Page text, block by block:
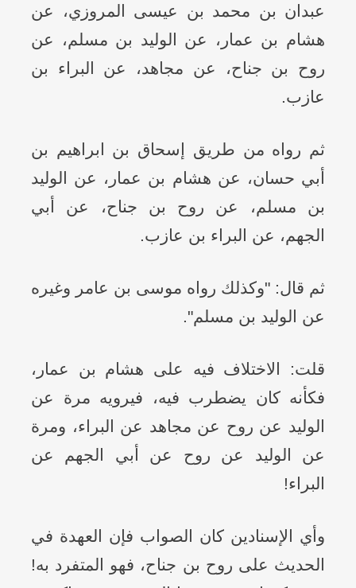
عبدان بن محمد بن عيسى المروزي، عن
هشام بن عمار، عن الوليد بن مسلم، عن
روح بن جناح، عن مجاهد، عن البراء بن
عازب.
ثم رواه من طريق إسحاق بن ابراهيم بن
أبي حسان، عن هشام بن عمار، عن الوليد
بن مسلم، عن روح بن جناح، عن أبي
الجهم، عن البراء بن عازب.
ثم قال: "وكذلك رواه موسى بن عامر وغيره
عن الوليد بن مسلم".
قلت: الاختلاف فيه على هشام بن عمار،
فكأنه كان يضطرب فيه، فيرويه مرة عن
الوليد عن روح عن مجاهد عن البراء، ومرة
عن الوليد عن روح عن أبي الجهم عن
البراء!
وأي الإسنادين كان الصواب فإن العهدة في
الحديث على روح بن جناح، فهو المتفرد به!